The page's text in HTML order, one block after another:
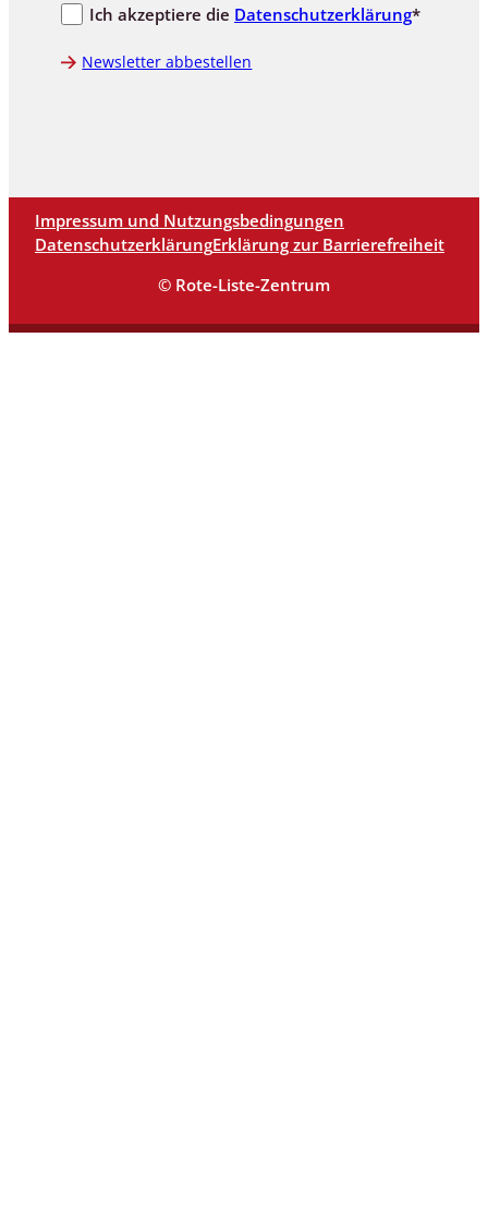
Ich akzeptiere die Datenschutzerklärung*
Newsletter abbestellen
Impressum und Nutzungsbedingungen
DatenschutzerklärungErklärung zur Barrierefreiheit
© Rote-Liste-Zentrum